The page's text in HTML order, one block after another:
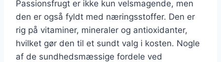
Passionsfrugt er ikke kun velsmagende, men
den er også fyldt med næringsstoffer. Den er
rig på vitaminer, mineraler og antioxidanter,
hvilket gør den til et sundt valg i kosten. Nogle
af de sundhedsmæssige fordele ved